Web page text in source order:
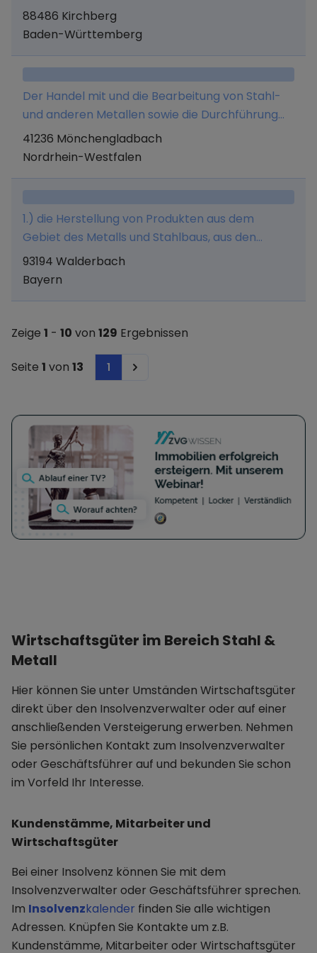
-Einzelteilen und Maschinen sowie der Handel,
Vertrieb und die Erbringung von Dienstleistungen
88486 Kirchberg
Baden-Württemberg
Der Handel mit und die Bearbeitung von Stahl-
und anderen Metallen sowie die Durchführung
sämtlicher damit in Zusammenhang stehender
Dienstleistungen. Die Gesellschaft kann
Geschäftsführung Vertretungen übernehmen
und Zweigniederlassungen errichten.
41236 Mönchengladbach
Nordrhein-Westfalen
1.) die Herstellung von Produkten aus dem
Gebiet des Metalls und Stahlbaus, aus den
Werkstoffen Stahl, Edelstahl, Aluminium, d.h. die
Verarbeitung von Metall, auch im Verbund mit
von gefertigten Baugruppen und Konstruktionen
Art, soweit dieser nicht genehmigungspflichtig
ist oder verbotene Güter umfasst, und die
Dienstleistungen in In- und Ausland.
93194 Walderbach
Bayern
Zeige 1 - 10 von 129 Ergebnissen
Seite 1 von 13 1 Next
Wirtschaftsgüter im Bereich Stahl &
Metall
Hier können Sie unter Umständen Wirtschaftsgüter
direkt über den Insolvenzverwalter oder auf einer
anschließenden Versteigerung erwerben. Nehmen
Sie persönlichen Kontakt zum Insolvenzverwalter
oder Geschäftsführer auf und bekunden Sie schon
im Vorfeld Ihr Interesse.
Kundenstämme, Mitarbeiter und
Wirtschaftsgüter
Bei einer Insolvenz können Sie mit dem
Insolvenzverwalter oder Geschäftsführer sprechen.
Im Insolvenzkalender finden Sie alle wichtigen
Adressen. Knüpfen Sie Kontakte um z.B.
Kundenstämme, Mitarbeiter oder Wirtschaftsgüter